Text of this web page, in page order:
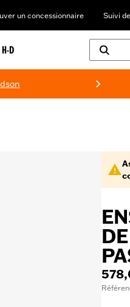
un concessionnaire Suivi
H-D